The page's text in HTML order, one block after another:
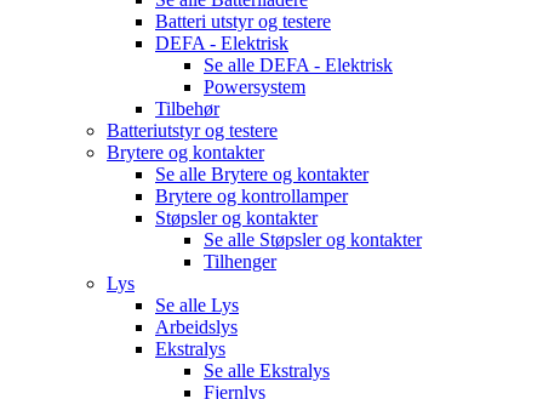
Batteri utstyr og testere
DEFA - Elektrisk
Se alle DEFA - Elektrisk
Powersystem
Tilbehør
Batteriutstyr og testere
Brytere og kontakter
Se alle Brytere og kontakter
Brytere og kontrollamper
Støpsler og kontakter
Se alle Støpsler og kontakter
Tilhenger
Lys
Se alle Lys
Arbeidslys
Ekstralys
Se alle Ekstralys
Fjernlys